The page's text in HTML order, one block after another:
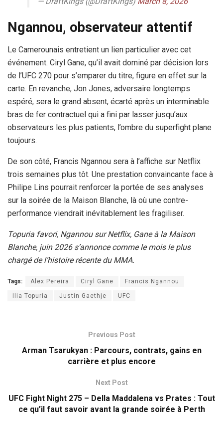
Ngannou, observateur attentif
Le Camerounais entretient un lien particulier avec cet
événement. Ciryl Gane, qu’il avait dominé par décision lors
de l’UFC 270 pour s’emparer du titre, figure en effet sur la
carte. En revanche, Jon Jones, adversaire longtemps
espéré, sera le grand absent, écarté après un interminable
bras de fer contractuel qui a fini par lasser jusqu’aux
observateurs les plus patients, l’ombre du superfight plane
toujours.
De son côté, Francis Ngannou sera à l’affiche sur Netflix
trois semaines plus tôt. Une prestation convaincante face à
Philipe Lins pourrait renforcer la portée de ses analyses
sur la soirée de la Maison Blanche, là où une contre-
performance viendrait inévitablement les fragiliser.
Topuria favori, Ngannou sur Netflix, Gane à la Maison
Blanche, juin 2026 s’annonce comme le mois le plus
chargé de l’histoire récente du MMA.
Tags: Alex Pereira Ciryl Gane Francis Ngannou
Ilia Topuria Justin Gaethje UFC
Previous Post
Arman Tsarukyan : Parcours, contrats, gains en
carrière et plus encore
Next Post
UFC Fight Night 275 – Della Maddalena vs Prates : Tout
ce qu’il faut savoir avant la grande soirée à Perth